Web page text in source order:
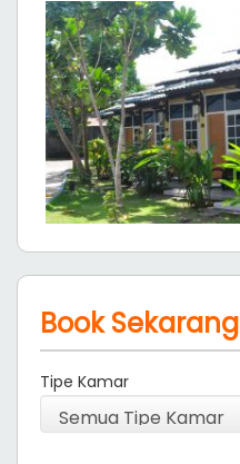
Book Sekarang
Tipe Kamar